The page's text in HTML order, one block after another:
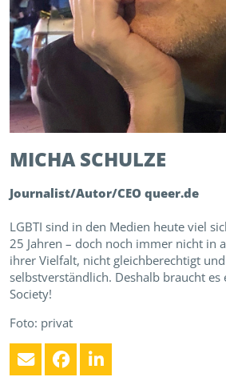
MICHA SCHULZE
Journalist/Autor/CEO queer.de
LGBTI sind in den Medien heute viel
25 Jahren – doch noch immer nicht in
ihrer Vielfalt, nicht gleichberechtigt
selbstverständlich. Deshalb braucht es
Society!
Foto: privat